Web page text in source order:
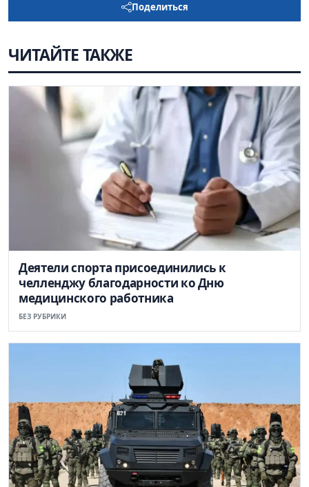
Поделиться
ЧИТАЙТЕ ТАКЖЕ
Деятели спорта присоединились к
челленджу благодарности ко Дню
медицинского работника
БЕЗ РУБРИКИ